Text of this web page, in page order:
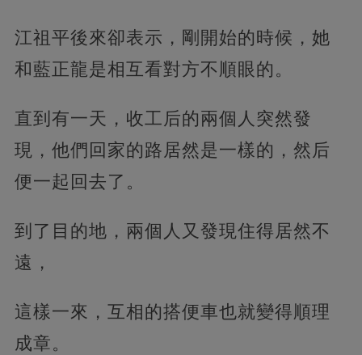
江祖平後來卻表示，剛開始的時候，她
和藍正龍是相互看對方不順眼的。
直到有一天，收工后的兩個人突然發
現，他們回家的路居然是一樣的，然后
便一起回去了。
到了目的地，兩個人又發現住得居然不
遠，
這樣一來，互相的搭便車也就變得順理
成章。